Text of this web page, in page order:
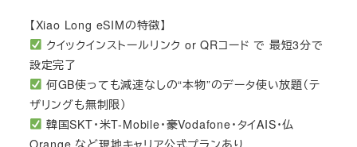
【Xiao Long eSIMの特徴】
クイックインストールリンク or QRコード で 最短3分で
設定完了
何GB使っても減速なしの“本物”のデータ使い放題（テ
ザリングも無制限）
韓国SKT・米T-Mobile・豪Vodafone・タイAIS・仏
Orange など現地キャリア公式プランあり